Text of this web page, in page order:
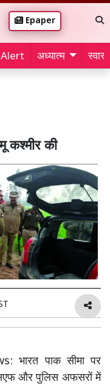
Epaper
अध्यात्म
कश्मीर की
भारत पाक सीमा पर
और पुलिस अफसरों में